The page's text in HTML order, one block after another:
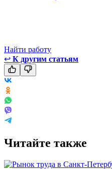
Найти работу
↩ К другим статьям
Читайте также